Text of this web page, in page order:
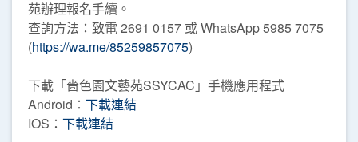
苑辦理報名手續。
查詢方法：致電 2691 0157 或 WhatsApp 5985 7075
(https://wa.me/85259857075)
下載「嗇色園文藝苑SSYCAC」手機應用程式
Android： 下載連結
IOS： 下載連結